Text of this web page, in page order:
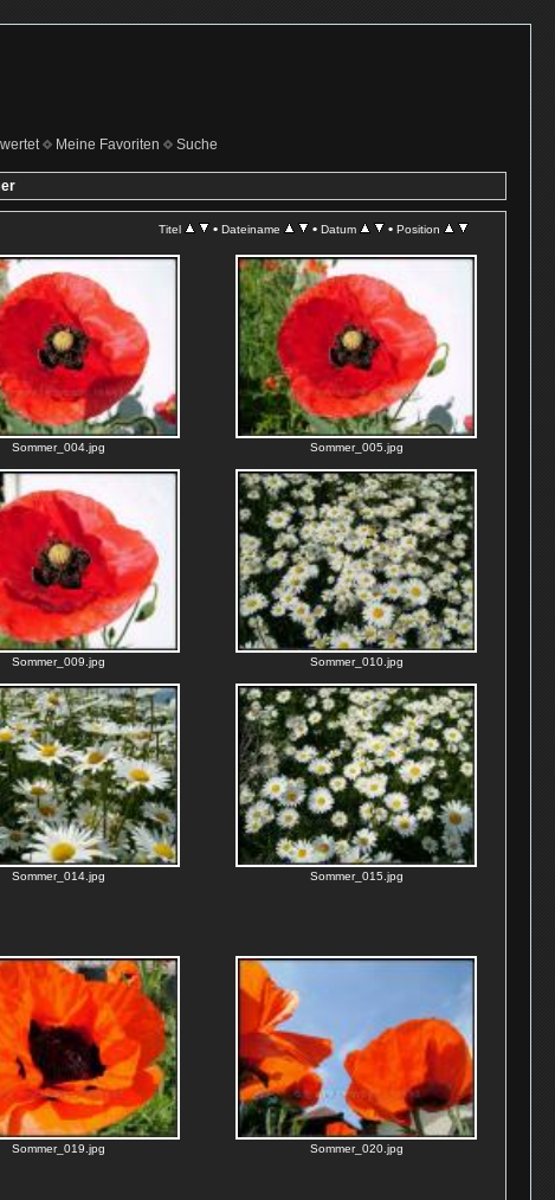
Meine Favoriten Suche
Titel • Dateiname • Datum • Position
Sommer_004.jpg Sommer_005.jpg
Sommer_009.jpg Sommer_010.jpg
Sommer_014.jpg Sommer_015.jpg
Sommer_019.jpg Sommer_020.jpg